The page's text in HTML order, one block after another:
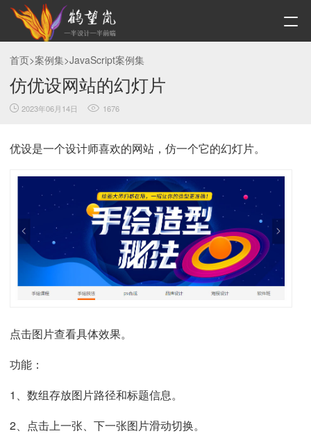
首页>案例集>JavaScript案例集
仿优设网站的幻灯片
2023年06月14日 1676
优设是一个设计师喜欢的网站，仿一个它的幻灯片。
点击图片查看具体效果。
功能：
1、数组存放图片路径和标题信息。
2、点击上一张、下一张图片滑动切换。